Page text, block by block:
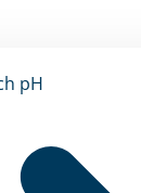
pH